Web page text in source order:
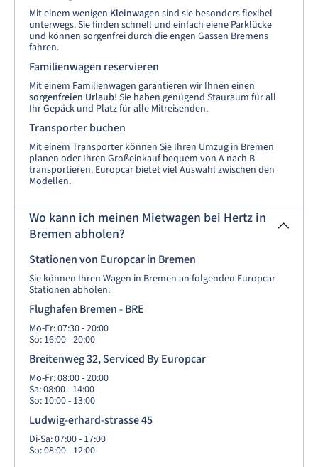
Mit einem wenigen Kleinwagen sind sie besonders flexibel
unterwegs. Sie finden schnell und einfach eiene Parklücke
und können sorgenfrei durch die engen Gassen Bremens
fahren.
Familienwagen reservieren
Mit einem Familienwagen garantieren wir Ihnen einen
sorgenfreien Urlaub! Sie haben genügend Stauraum für all
Ihr Gepäck und Platz für alle Mitreisenden.
Transporter buchen
Mit einem Transporter können Sie Ihren Umzug in Bremen
planen oder Ihren Großeinkauf bequem von A nach B
transportieren. Europcar bietet viel Auswahl zwischen den
Modellen.
Wo kann ich meinen Mietwagen bei Hertz in
Bremen abholen?
Stationen von Europcar in Bremen
Sie können Ihren Wagen in Bremen an folgenden Europcar-
Stationen abholen:
Flughafen Bremen - BRE
Mo-Fr: 07:30 - 20:00
So: 16:00 - 20:00
Breitenweg 32, Serviced By Europcar
Mo-Fr: 08:00 - 20:00
Sa: 08:00 - 14:00
So: 10:00 - 13:00
Ludwig-erhard-strasse 45
Di-Sa: 07:00 - 17:00
So: 08:00 - 12:00